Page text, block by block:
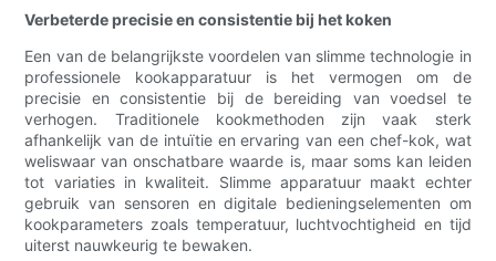
Verbeterde precisie en consistentie bij het koken
Een van de belangrijkste voordelen van slimme technologie in
professionele kookapparatuur is het vermogen om de
precisie en consistentie bij de bereiding van voedsel te
verhogen. Traditionele kookmethoden zijn vaak sterk
afhankelijk van de intuïtie en ervaring van een chef-kok, wat
weliswaar van onschatbare waarde is, maar soms kan leiden
tot variaties in kwaliteit. Slimme apparatuur maakt echter
gebruik van sensoren en digitale bedieningselementen om
kookparameters zoals temperatuur, luchtvochtigheid en tijd
uiterst nauwkeurig te bewaken.